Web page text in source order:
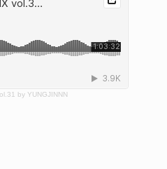
by YUNGJINNN